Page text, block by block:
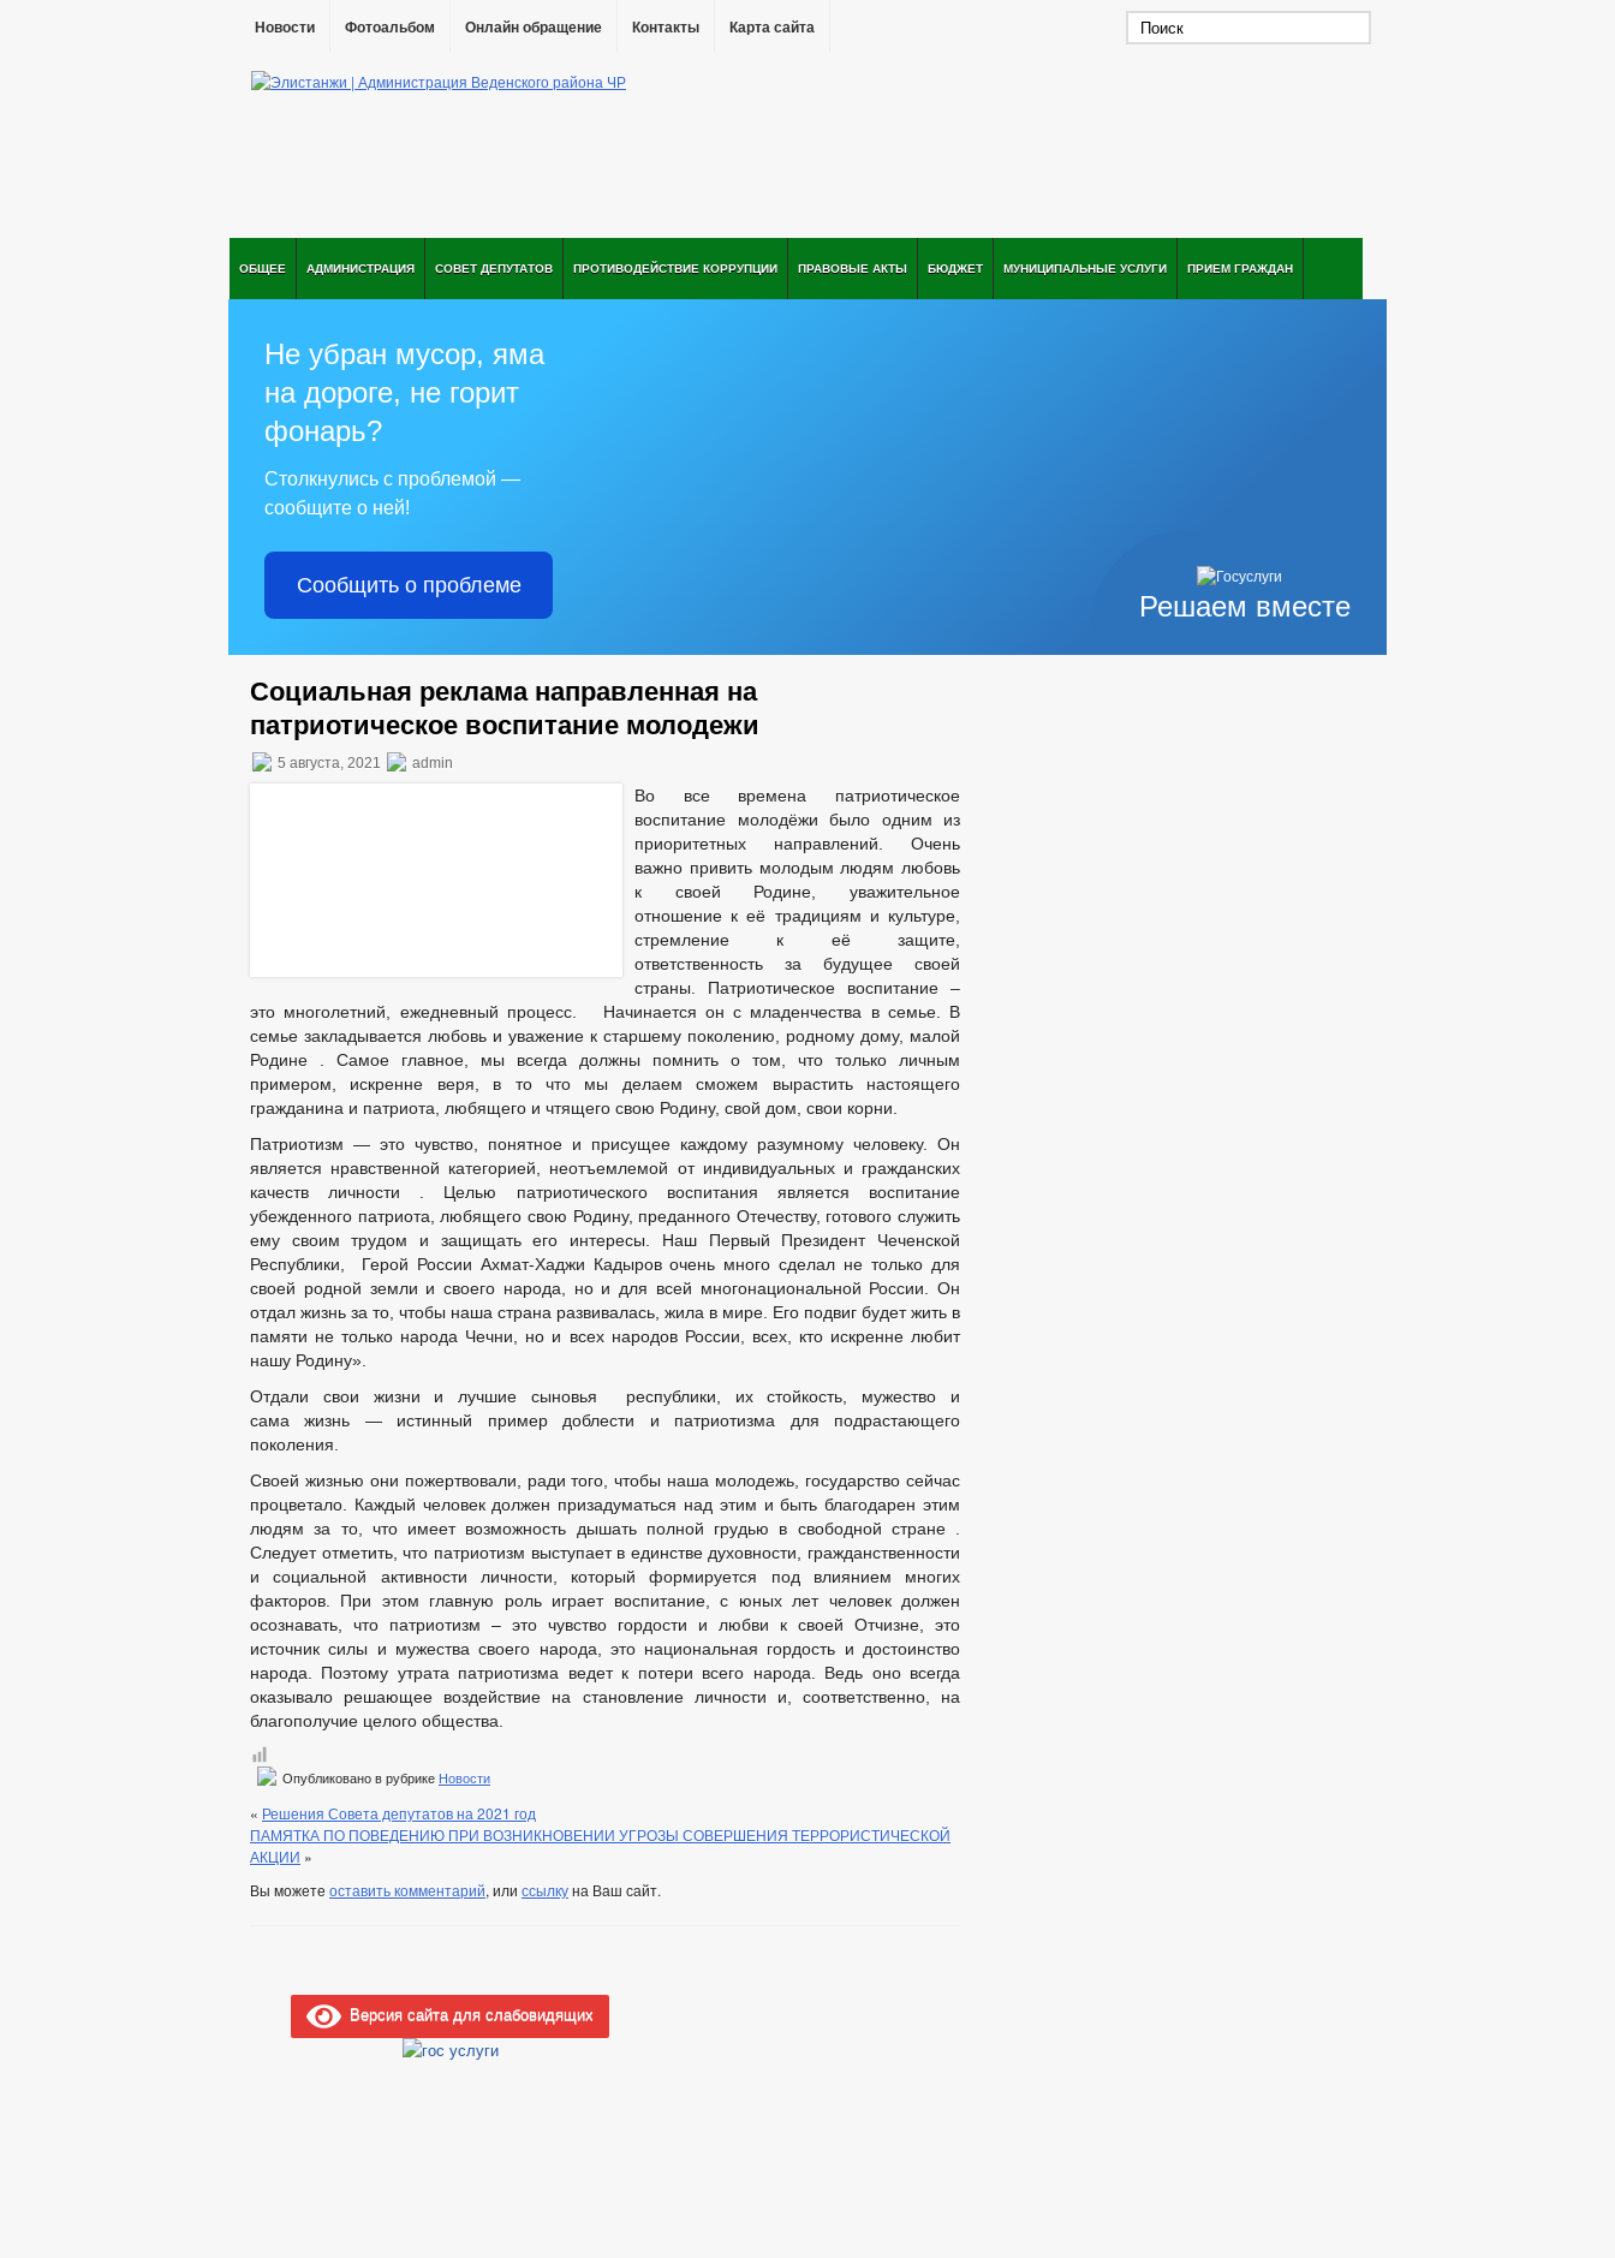
Новости Фотоальбом Онлайн обращение Контакты Карта сайта
ОБЩЕЕ АДМИНИСТРАЦИЯ СОВЕТ ДЕПУТАТОВ ПРОТИВОДЕЙСТВИЕ КОРРУПЦИИ ПРАВОВЫЕ АКТЫ БЮДЖЕТ МУНИЦИПАЛЬНЫЕ УСЛУГИ ПРИЕМ ГРАЖДАН
Решаем вместе
Не убран мусор, яма
на дороге, не горит
фонарь?
Столкнулись с проблемой —
сообщите о ней!
Сообщить о проблеме
Социальная реклама направленная на
патриотическое воспитание молодежи
5 августа, 2021 admin
Во все времена патриотическое
воспитание молодёжи было одним из
приоритетных направлений. Очень
важно привить молодым людям любовь
к своей Родине, уважительное
отношение к её традициям и культуре,
стремление к её защите,
ответственность за будущее своей
страны. Патриотическое воспитание –
это многолетний, ежедневный процесс. Начинается он с младенчества в семье. В
семье закладывается любовь и уважение к старшему поколению, родному дому, малой
Родине . Самое главное, мы всегда должны помнить о том, что только личным
примером, искренне веря, в то что мы делаем сможем вырастить настоящего
гражданина и патриота, любящего и чтящего свою Родину, свой дом, свои корни.
Патриотизм — это чувство, понятное и присущее каждому разумному человеку. Он
является нравственной категорией, неотъемлемой от индивидуальных и гражданских
качеств личности . Целью патриотического воспитания является воспитание
убежденного патриота, любящего свою Родину, преданного Отечеству, готового служить
ему своим трудом и защищать его интересы. Наш Первый Президент Чеченской
Республики, Герой России Ахмат-Хаджи Кадыров очень много сделал не только для
своей родной земли и своего народа, но и для всей многонациональной России. Он
отдал жизнь за то, чтобы наша страна развивалась, жила в мире. Его подвиг будет жить в
памяти не только народа Чечни, но и всех народов России, всех, кто искренне любит
нашу Родину».
Отдали свои жизни и лучшие сыновья республики, их стойкость, мужество и
сама жизнь — истинный пример доблести и патриотизма для подрастающего
поколения.
Своей жизнью они пожертвовали, ради того, чтобы наша молодежь, государство сейчас
процветало. Каждый человек должен призадуматься над этим и быть благодарен этим
людям за то, что имеет возможность дышать полной грудью в свободной стране .
Следует отметить, что патриотизм выступает в единстве духовности, гражданственности
и социальной активности личности, который формируется под влиянием многих
факторов. При этом главную роль играет воспитание, с юных лет человек должен
осознавать, что патриотизм – это чувство гордости и любви к своей Отчизне, это
источник силы и мужества своего народа, это национальная гордость и достоинство
народа. Поэтому утрата патриотизма ведет к потери всего народа. Ведь оно всегда
оказывало решающее воздействие на становление личности и, соответственно, на
благополучие целого общества.
Опубликовано в рубрике Новости
« Решения Совета депутатов на 2021 год
ПАМЯТКА ПО ПОВЕДЕНИЮ ПРИ ВОЗНИКНОВЕНИИ УГРОЗЫ СОВЕРШЕНИЯ ТЕРРОРИСТИЧЕСКОЙ
АКЦИИ »
Вы можете оставить комментарий, или ссылкуна Ваш сайт.
Версия сайта для слабовидящих